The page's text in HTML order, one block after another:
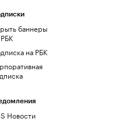
баннеры
на РБК
Новости